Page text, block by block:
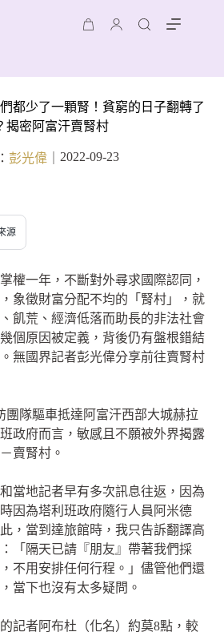
都少了一顆腎！貧窮的日子翻轉了
揭密阿富汗賣腎村
彭光偉 2022-09-23
源
權一年，不斷對外尋求國際認同，
象徵財富分配不均的「腎村」，就
飢荒、經濟低落而助長的非法社會
個原因被定義，背後仍有盤根錯結
無國界記者彭光偉分享前往賣腎村
團隊驅車抵達阿富汗西部大城赫拉
政府而言，敏感且不願被外界揭露
賣腎村。
當地記者早有多次訊息往返，因為
因為塔利班政府隨行人員阿米德
，當到達旅館時，我只告訴翻譯高
「隔天已請『朋友』帶著我們採
不用安排任何行程。」儘管他們還
當下也沒有太多疑問。
記者阿布杜（化名）約莫8點，較